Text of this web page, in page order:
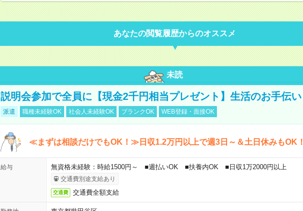
あなたの閲覧履歴からのオススメ
未読
説明会参加で全員に【現金2千円相当プレゼント】生活のお手伝い
派遣 職種未経験OK 社会人未経験OK ブランクOK WEB登録・面接OK
≪まずは相談だけでもOK！≫日収1.2万円以上で週3日～＆土日休みもOK！
給与 無資格未経験：時給1500円～ ■週払いOK ■扶養内OK ■日収1万2000円以上
交通費別途支給あり
交通費 交通費全額支給